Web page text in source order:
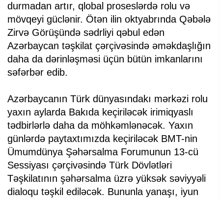
durmadan artır, qlobal proseslərdə rolu və
mövqeyi güclənir. Ötən ilin oktyabrında Qəbələ
Zirvə Görüşündə sədrliyi qəbul edən
Azərbaycan təşkilat çərçivəsində əməkdaşlığın
daha da dərinləşməsi üçün bütün imkanlarını
səfərbər edib.
Azərbaycanın Türk dünyasındakı mərkəzi rolu
yaxın aylarda Bakıda keçiriləcək irimiqyaslı
tədbirlərlə daha da möhkəmlənəcək. Yaxın
günlərdə paytaxtımızda keçiriləcək BMT-nin
Ümumdünya Şəhərsalma Forumunun 13-cü
Sessiyası çərçivəsində Türk Dövlətləri
Təşkilatının şəhərsalma üzrə yüksək səviyyəli
dialoqu təşkil ediləcək. Bununla yanaşı, iyun